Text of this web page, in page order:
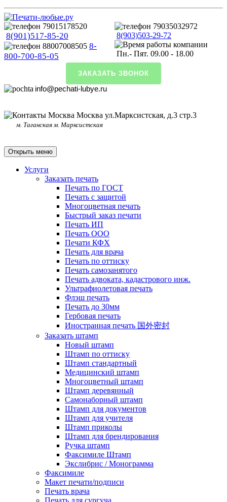
8(901)517-85-20
8-
800-700-85-05
8(903)503-29-72
Пн.- Пят. 09.00 - 18.00
ЗАКАЗАТЬ ЗВОНОК
info@pechati-lubye.ru
Москва ул.Марксистская, д.3 стр.3
м. Таганская м. Марксистская
Открыть меню
Услуги
Заказать печать
Печать по ГОСТ
Печать с защитой
Многоцветная печать
Быстрый заказ печати
Печать ИП
Печать ООО
Печати КФХ
Печать для врача
Печать по оттиску
Печать самозанятого
Печать адвоката, кадастрового инж.
Ультрафиолетовая печать
Флэш печать
Печать до 30мм
Гербовая печать
Иностранная печать 国外密封
Заказать штамп
Новый штамп
Штамп по оттиску
Штамп стандартный
Медицинский штамп
Многоцветный штамп
Штамп деревянный
Самонаборный штамп
Штамп для документов
Штамп для учителя
Штамп приколы
Штамп для брендирования
Ручка штамп
Факсимиле Штамп
Экслибрис / Монограмма
Факсимиле
Макет печати/подписи
Печать врача